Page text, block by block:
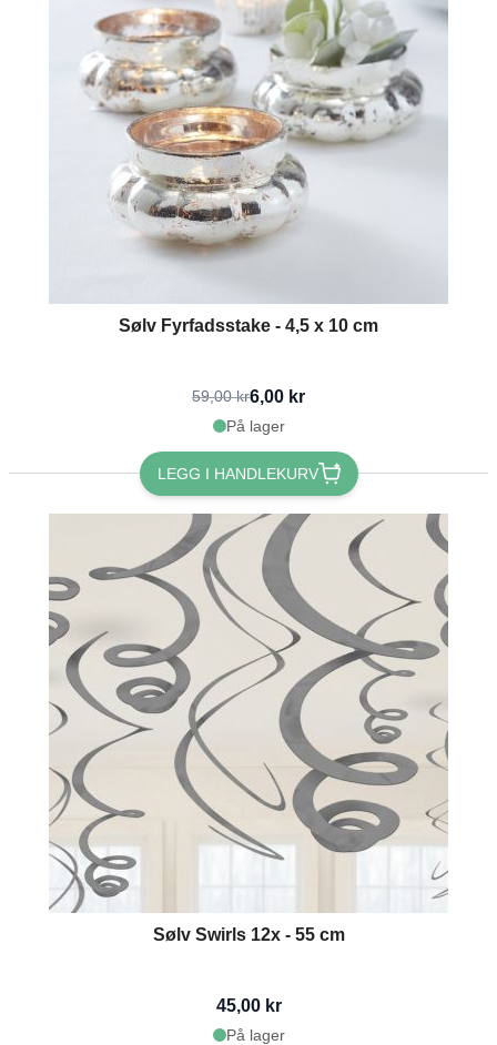
Sølv Fyrfadsstake - 4,5 x 10 cm
59,00 kr6,00 kr
På lager
LEGG I HANDLEKURV
Sølv Swirls 12x - 55 cm
45,00 kr
På lager